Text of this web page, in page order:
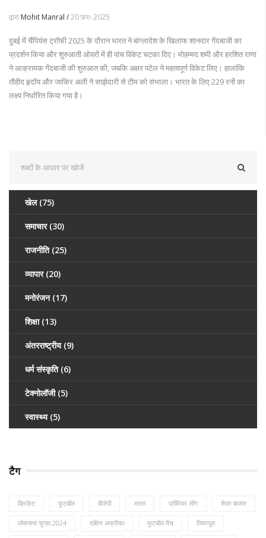
द्वारा Mohit Manral /20 फ़र॰ 2025
दुबई में चैंपियंस ट्रॉफी 2025 के दौरान भारत ने बांग्लादेश के खिलाफ शानदार गेंदबाजी का
प्रदर्शन किया और शुरुआती ओवरों में ही पांच विकेट चटका दिए। मोहम्मद शमी और हरशित राणा
ने आक्रामक गेंदबाजी की शुरुआत की, जबकि अक्षर पटेल ने महत्वपूर्ण विकेट लिए। हालांकि
तौहीद हृदॉय और जाकिर अली ने साझेदारी से टीम को संभाला। भारत के लिए 229 रनों का
लक्ष्य निर्धारित किया गया है।
खेल (75)
समाचार (30)
राजनीति (25)
व्यापार (20)
मनोरंजन (17)
शिक्षा (13)
अंतरराष्ट्रीय (9)
धर्म संस्कृति (6)
टेक्नोलॉजी (5)
स्वास्थ्य (5)
टैग
क्रिकेट फुटबॉल बीजेपी भारत प्रीमियर लीग शेयर बाजार
लोकसभा चुनाव 2024 दक्षिण अफ्रीका फुटबॉल मैच लिवरपूल